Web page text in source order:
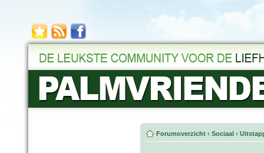
Forumoverzicht ‹ Sociaal ‹